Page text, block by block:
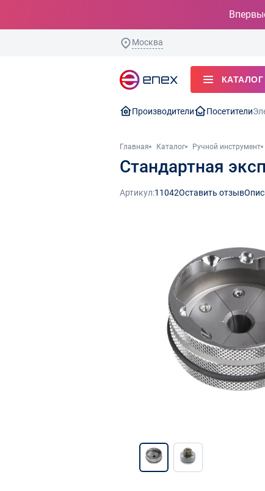
Москва
КАТАЛОГ
Производители Посетители
Главная Каталог Ручной инструмент
Стандартная
Артикул:11042Оставить отзыв